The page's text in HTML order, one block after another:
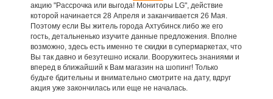
акцию "Рассрочка или выгода! Мониторы LG", действие
которой начинается 28 Апреля и заканчивается 26 Мая.
Поэтому если Вы житель города Ахтубинск либо же его
гость, детальненько изучите данные предложения. Вполне
возможно, здесь есть именно те скидки в супермаркетах, что
Вы так давно и безутешно искали. Вооружитесь знаниями и
вперед в ближайший к Вам магазин на шопинг! Только
будьте бдительны и внимательно смотрите на дату, вдруг
акция уже закончилась или еще не началась.